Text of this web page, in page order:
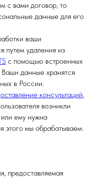
с вами договор, то
данные для его
ваши
путем удаления из
с помощью встроенных
данные хранятся
в России.
консультаций,
возникли
ему нужна
этого мы обрабатываем: